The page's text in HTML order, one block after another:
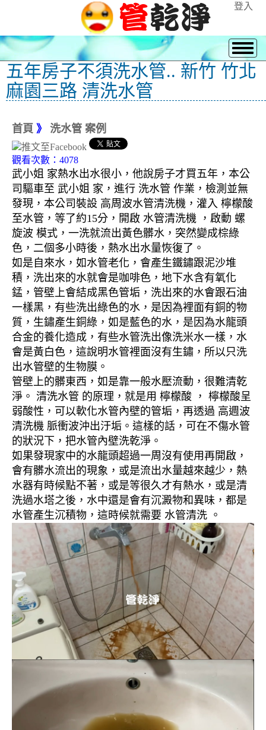
登入
五年房子不須洗水管.. 新竹 竹北
麻園三路 清洗水管
首頁 》 洗水管 案例
觀看次數：4078
武小姐 家熱水出水很小，他說房子才買五年，本公
司驅車至 武小姐 家，進行 洗水管 作業，檢測並無
發現，本公司裝設 高周波水管清洗機，灌入 檸檬酸
至水管，等了約15分，開啟 水管清洗機 ，啟動 螺
旋波 模式，一洗就流出黃色髒水，突然變成棕綠
色，二個多小時後，熱水出水量恢復了。
如是自來水，如水管老化，會產生鐵鏽跟泥沙堆
積，洗出來的水就會是咖啡色，地下水含有氧化
錳，管壁上會結成黑色管垢，洗出來的水會跟石油
一樣黑，有些洗出綠色的水，是因為裡面有銅的物
質，生鏽產生銅綠，如是藍色的水，是因為水龍頭
合金的養化造成，有些水管洗出像洗米水一樣，水
會是黃白色，這說明水管裡面沒有生鏽，所以只洗
出水管壁的生物膜。
管壁上的髒東西，如是靠一般水壓流動，很難清乾
淨。 清洗水管 的原理，就是用 檸檬酸 ， 檸檬酸呈
弱酸性，可以軟化水管內壁的管垢，再透過 高週波
清洗機 脈衝波沖出汙垢。這樣的話，可在不傷水管
的狀況下，把水管內壁洗乾淨。
如果發現家中的水龍頭超過一周沒有使用再開啟，
會有髒水流出的現象，或是流出水量越來越少，熱
水器有時候點不著，或是等很久才有熱水，或是清
洗過水塔之後，水中還是會有沉澱物和異味，都是
水管產生沉積物，這時候就需要 水管清洗 。